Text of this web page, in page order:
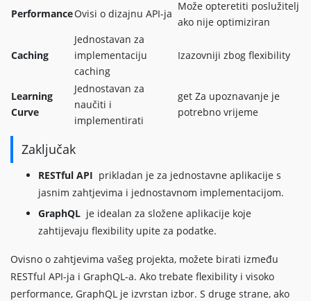
PerformanceOvisi o dizajnu API-ja
Može opteretiti poslužitelj
ako nije optimiziran
Caching
Jednostavan za
implementaciju
caching
Izazovniji zbog flexibility
Learning
Curve
Jednostavan za
naučiti i
implementirati
get Za upoznavanje je
potrebno vrijeme
Zaključak
RESTful API prikladan je za jednostavne aplikacije s
jasnim zahtjevima i jednostavnom implementacijom.
GraphQL je idealan za složene aplikacije koje
zahtijevaju flexibility upite za podatke.
Ovisno o zahtjevima vašeg projekta, možete birati između
RESTful API-ja i GraphQL-a. Ako trebate flexibility i visoko
performance, GraphQL je izvrstan izbor. S druge strane, ako